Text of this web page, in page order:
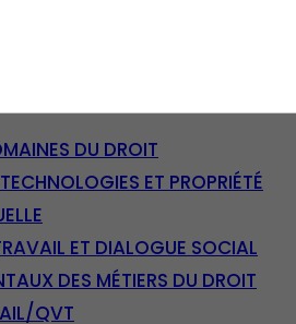
CLIENT
DU DROIT
ET PROPRIÉTÉ
ET DIALOGUE SOCIAL
DES MÉTIERS DU DROIT
QVT